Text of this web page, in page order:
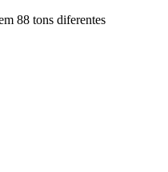
88 tons diferentes